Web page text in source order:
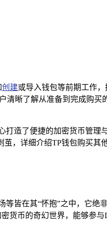
创建或导入钱包等前期工作
清晰了解从准备到完成购买
打造了便捷的加密货币管理
，详细介绍TP钱包购买其
等皆在其“怀抱”之中，它绝
货币的奇幻世界，能够参